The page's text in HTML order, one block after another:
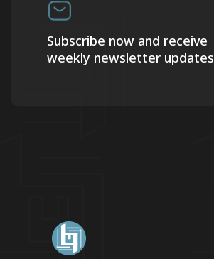
Subscribe now and receive
weekly newsletter updates